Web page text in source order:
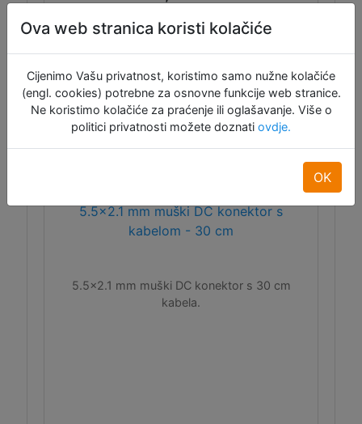
Dodaj u košaru
Raspoloživo: 36
5.5x2.1 mm muški DC konektor s
kabelom - 30 cm
5.5x2.1 mm muški DC konektor s 30 cm
kabela.
Ova web stranica koristi kolačiće
Cijenimo Vašu privatnost, koristimo samo nužne kolačiće
(engl. cookies) potrebne za osnovne funkcije web stranice.
Ne koristimo kolačiće za praćenje ili oglašavanje. Više o
politici privatnosti možete doznati ovdje.
OK